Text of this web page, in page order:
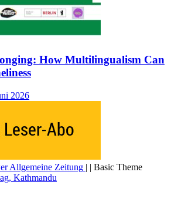
How Multilingualism Can
2026
Allgemeine Zeitung | | Basic Theme
Kathmandu